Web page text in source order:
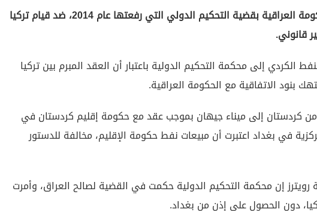
أنقرة (زمان التركية) – فازت الحكومة العراقية بقضية التحكيم الدولي التي رفعتها عام 2014، ضد قيام تركيا
قانوني.
الكردي إلى محكمة التحكيم الدولية باعتبار أن العقد المبرم بين تركيا
بنود الاتفاقية مع الحكومة العراقية.
من كردستان إلى ميناء جيهان بموجب عقد مع حكومة إقليم كردستان في
في بغداد اعتبرت أن مبيعات نفط حكومة الإقليم، مخالفة للدستور
إن محكمة التحكيم الدولية حكمت في القضية لصالح العراق، وأمرت
دون الحصول على إذن من بغداد.